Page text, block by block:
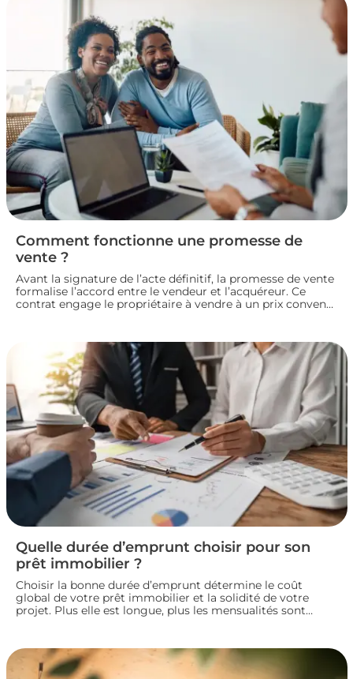
Comment fonctionne une promesse de
vente ?
Avant la signature de l’acte définitif, la promesse de vente
formalise l’accord entre le vendeur et l’acquéreur. Ce
contrat engage le propriétaire à vendre à un prix convenu
et droit de rétractation, analysons le fonctionnement réel
de cette étape clé d’une transaction immobilière.
Quelle durée d’emprunt choisir pour son
prêt immobilier ?
Choisir la bonne durée d’emprunt détermine le coût
global de votre prêt immobilier et la solidité de votre
projet. Plus elle est longue, plus les mensualités sont
confortables. Voici comment trouver la durée idéale pour
votre situation financière.